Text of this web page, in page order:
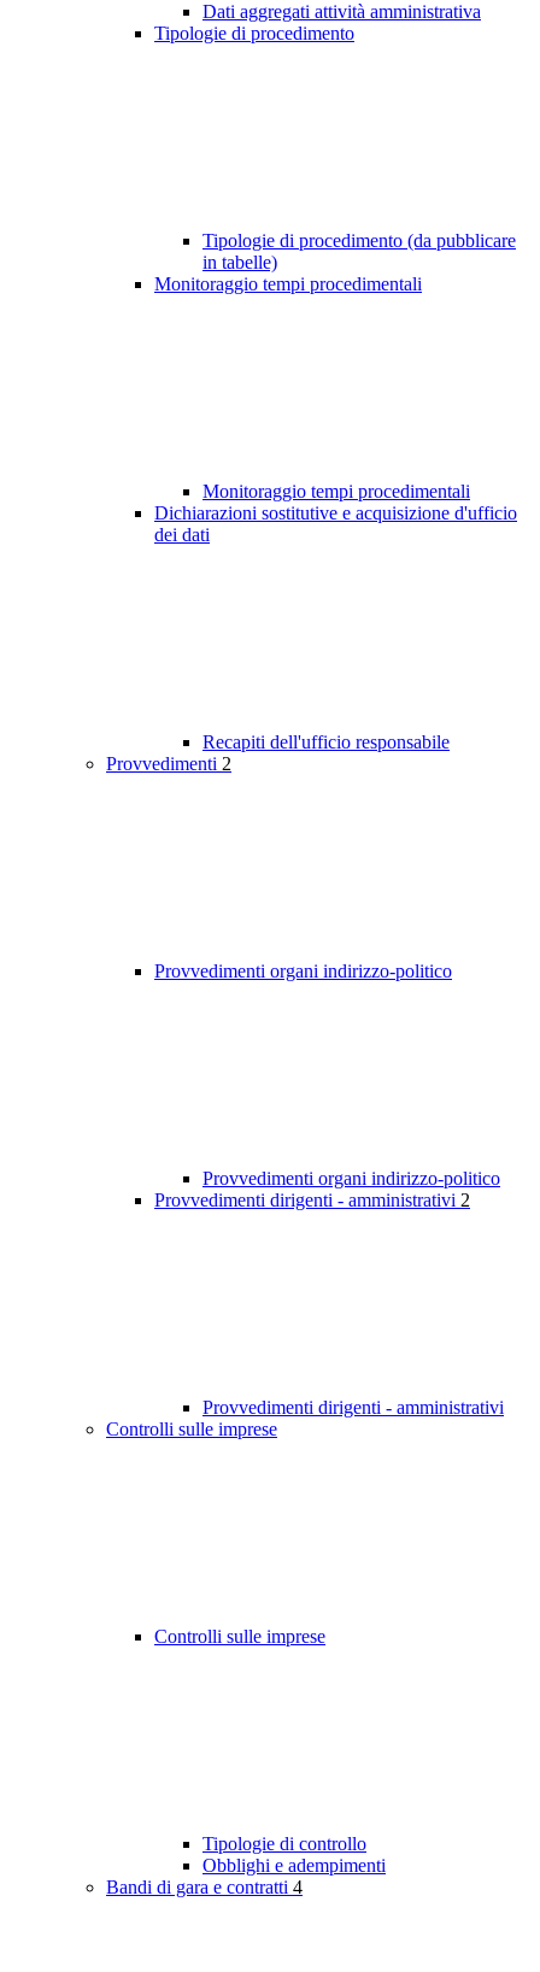
Dati aggregati attività amministrativa
Tipologie di procedimento
Tipologie di procedimento (da pubblicare
in tabelle)
Monitoraggio tempi procedimentali
Monitoraggio tempi procedimentali
Dichiarazioni sostitutive e acquisizione d'ufficio
dei dati
Recapiti dell'ufficio responsabile
Provvedimenti 2
Provvedimenti organi indirizzo-politico
Provvedimenti organi indirizzo-politico
Provvedimenti dirigenti - amministrativi 2
Provvedimenti dirigenti - amministrativi
Controlli sulle imprese
Controlli sulle imprese
Tipologie di controllo
Obblighi e adempimenti
Bandi di gara e contratti 4